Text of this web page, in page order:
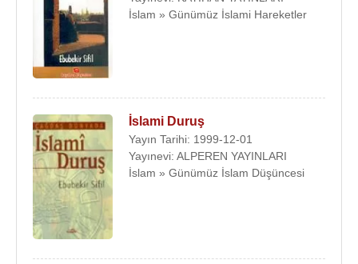
İslam » Günümüz İslami Hareketler
İslami Duruş
Yayın Tarihi: 1999-12-01
Yayınevi: ALPEREN YAYINLARI
İslam » Günümüz İslam Düşüncesi